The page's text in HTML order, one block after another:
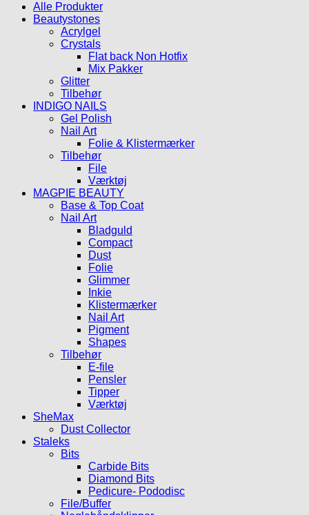
Alle Produkter
Beautystones
Acrylgel
Crystals
Flat back Non Hotfix
Mix Pakker
Glitter
Tilbehør
INDIGO NAILS
Gel Polish
Nail Art
Folie & Klistermærker
Tilbehør
File
Værktøj
MAGPIE BEAUTY
Base & Top Coat
Nail Art
Bladguld
Compact
Dust
Folie
Glimmer
Inkie
Klistermærker
Nail Art
Pigment
Shapes
Tilbehør
E-file
Pensler
Tipper
Værktøj
SheMax
Dust Collector
Staleks
Bits
Carbide Bits
Diamond Bits
Pedicure- Pododisc
File/Buffer